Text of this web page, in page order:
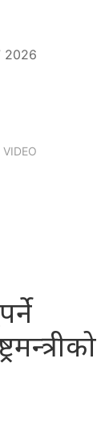
2026
VIDEO